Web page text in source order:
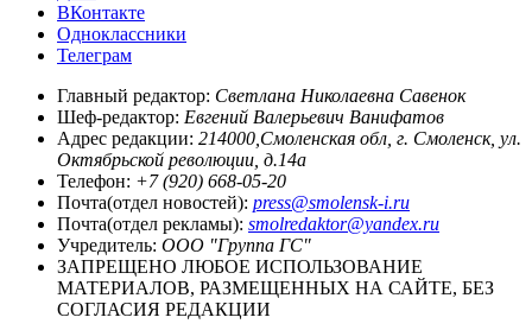
ВКонтакте
Одноклассники
Телеграм
Главный редактор: Светлана Николаевна Савенок
Шеф-редактор: Евгений Валерьевич Ванифатов
Адрес редакции: 214000,Смоленская обл, г. Смоленск, ул.
Октябрьской революции, д.14а
Телефон: +7 (920) 668-05-20
Почта(отдел новостей): press@smolensk-i.ru
Почта(отдел рекламы): smolredaktor@yandex.ru
Учредитель: ООО "Группа ГС"
ЗАПРЕЩЕНО ЛЮБОЕ ИСПОЛЬЗОВАНИЕ
МАТЕРИАЛОВ, РАЗМЕЩЕННЫХ НА САЙТЕ, БЕЗ
СОГЛАСИЯ РЕДАКЦИИ